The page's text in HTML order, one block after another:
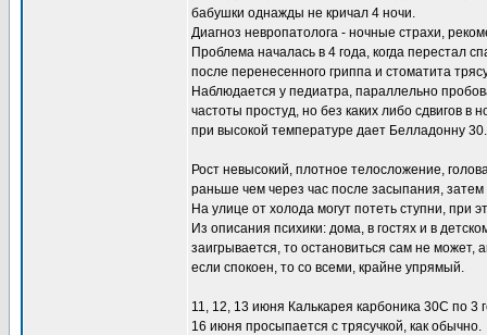
бабушки однажды не кричал 4 ночи.
Диагноз невропатолога - ночные страхи,
Проблема началась в 4 года, когда перестал
после перенесенного гриппа и стоматита
Наблюдается у педиатра, параллельно
частоты простуд, но без каких либо сдвигов
при высокой температуре дает Белладонну 30.
Рост невысокий, плотное телосложение,
раньше чем через час после засыпания,
На улице от холода могут потеть ступни, при
Из описания психики: дома, в гостях и в
заигрывается, то остановиться сам не может,
если спокоен, то со всеми, крайне упрямый.
11, 12, 13 июня Калькарея карбоника 30С по 3
16 июня просыпается с трясучкой, как обычно.